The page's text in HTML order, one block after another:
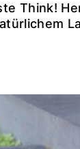
Think!